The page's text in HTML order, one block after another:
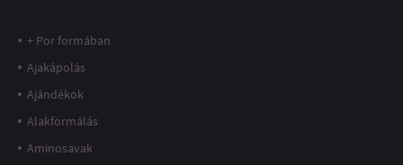
+ Por formában
Ajakápolás
Ajándékok
Alakformálás
Aminosavak